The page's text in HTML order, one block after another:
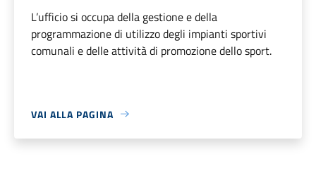
L’ufficio si occupa della gestione e della
programmazione di utilizzo degli impianti sportivi
comunali e delle attività di promozione dello sport.
VAI ALLA PAGINA